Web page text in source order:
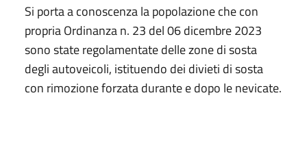
Si porta a conoscenza la popolazione che con
propria Ordinanza n. 23 del 06 dicembre 2023
sono state regolamentate delle zone di sosta
degli autoveicoli, istituendo dei divieti di sosta
con rimozione forzata durante e dopo le nevicate.